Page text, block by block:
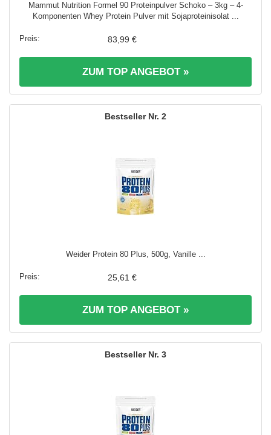
Mammut Nutrition Formel 90 Proteinpulver Schoko – 3kg – 4-
Komponenten Whey Protein Pulver mit Sojaproteinisolat ...
83,99 €
ZUM TOP ANGEBOT »
2
Weider Protein 80 Plus, 500g, Vanille ...
25,61 €
ZUM TOP ANGEBOT »
3